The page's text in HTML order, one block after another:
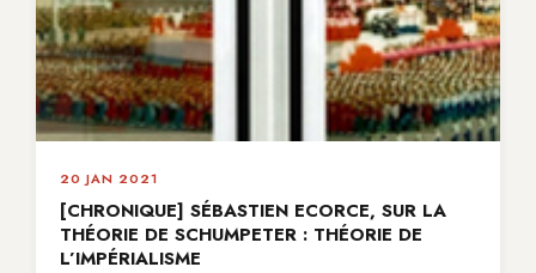
20 JAN 2021
[CHRONIQUE] SÉBASTIEN ECORCE, SUR LA
THÉORIE DE SCHUMPETER : THÉORIE DE
L’IMPÉRIALISME